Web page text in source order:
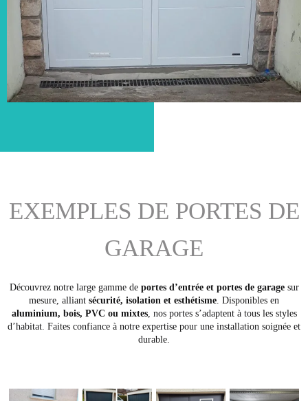
EXEMPLES DE PORTES DE
GARAGE
Découvrez notre large gamme de portes d’entrée et portes de garagesur
mesure, alliant sécurité, isolation et esthétisme. Disponibles en
aluminium, bois, PVC ou mixtes, nos portes s’adaptent à tous les styles
d’habitat. Faites confiance à notre expertise pour une installation soignée et
durable.